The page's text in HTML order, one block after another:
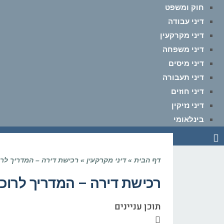
חוק ומשפט
דיני עבודה
דיני מקרקעין
דיני משפחה
דיני מיסים
דיני תעבורה
דיני חוזים
דיני נזיקין
בינלאומי
דף הבית »דיני מקרקעין » רכישת דירה – המדריך
רכישת דירה – המדריך
תוכן עניינים